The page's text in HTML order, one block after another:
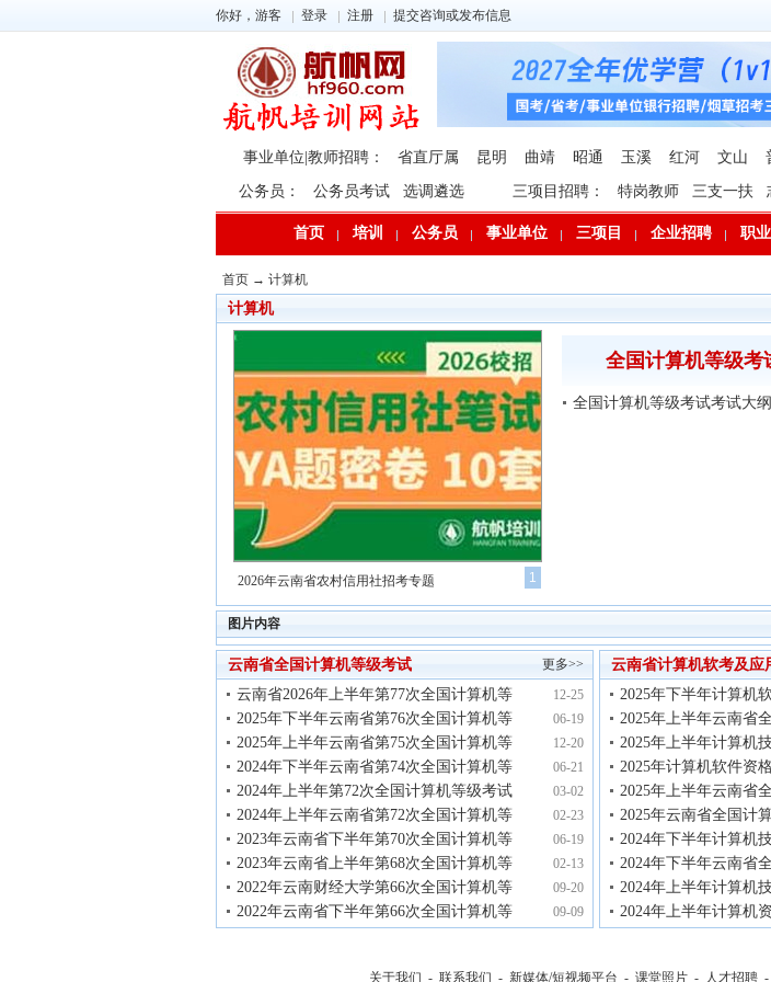
你好，游客 登录 注册 提交咨询或发布信息
事业单位|教师招聘： 省直厅属 昆明 曲靖 昭通 玉溪 红河 文山
公务员： 公务员考试 选调遴选 三项目招聘： 特岗教师 三支一扶
首页 培训 公务员 事业单位 三项目 企业招聘 职
首页 → 计算机
计算机
1
2026年云南省农村信用社招考专题
全国计算机等级考
全国计算机等级考试考试大纲
图片内容
更多>>
云南省全国计算机等级考试
12-25
云南省2026年上半年第77次全国计算机等
06-19
2025年下半年云南省第76次全国计算机等
12-20
2025年上半年云南省第75次全国计算机等
06-21
2024年下半年云南省第74次全国计算机等
03-02
2024年上半年第72次全国计算机等级考试
02-23
2024年上半年云南省第72次全国计算机等
06-19
2023年云南省下半年第70次全国计算机等
02-13
2023年云南省上半年第68次全国计算机等
09-20
2022年云南财经大学第66次全国计算机等
09-09
2022年云南省下半年第66次全国计算机等
云南省计算机软考及应
2025年下半年计算机
2025年上半年云南省
2025年上半年计算机
2025年计算机软件资
2025年上半年云南省
2025年云南省全国计
2024年下半年计算机
2024年下半年云南省
2024年上半年计算机
2024年上半年计算机
关于我们 - 联系我们 - 新媒体/短视频平台 - 课堂照片- 人才招聘-